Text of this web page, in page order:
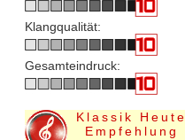
Klangqualität:
Gesamteindruck:
Klassik Heute
Empfehlung